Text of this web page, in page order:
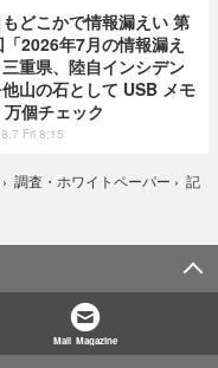
どこかで情報漏えい 第
2026年7月の情報漏え
重県、陸自インシデン
他山の石として USB メモ
万個チェック
Fri 8:15
› 調査・ホワイトペーパー › 記
Mail Magazine